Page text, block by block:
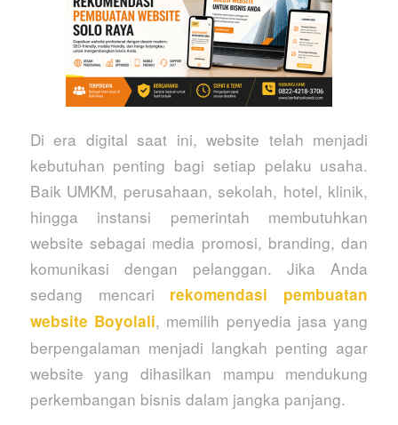
Di era digital saat ini, website telah menjadi
kebutuhan penting bagi setiap pelaku usaha.
Baik UMKM, perusahaan, sekolah, hotel, klinik,
hingga instansi pemerintah membutuhkan
website sebagai media promosi, branding, dan
komunikasi dengan pelanggan. Jika Anda
sedang mencari rekomendasi pembuatan
website Boyolali, memilih penyedia jasa yang
berpengalaman menjadi langkah penting agar
website yang dihasilkan mampu mendukung
perkembangan bisnis dalam jangka panjang.